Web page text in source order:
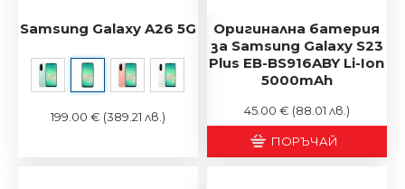
Samsung Galaxy A26 5G
199.00 € (389.21 лв.)
Оригинална батерия
за Samsung Galaxy S23
Plus EB-BS916ABY Li-Ion
5000mAh
45.00 € (88.01 лв.)
ПОРЪЧАЙ